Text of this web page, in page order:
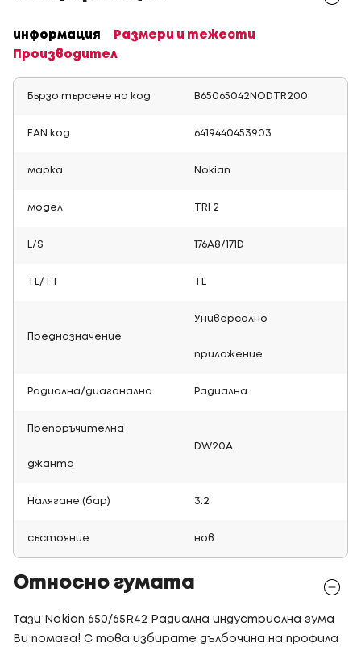
информация
Размери и тежести
Производител
Бързо търсене на код B65065042NODTR200
EAN код 6419440453903
марка Nokian
модел TRI 2
L/S 176A8/171D
TL/TT
Предназначение
Универсално
приложение
Радиална/диагонална Радиална
Препоръчителна
джанта
DW20A
Налягане (бар) 3.2
състояние нов
Относно гумата
Тази Nokian 650/65R42 Радиална индустриална гума
Ви помага! С това избирате дълбочина на профила